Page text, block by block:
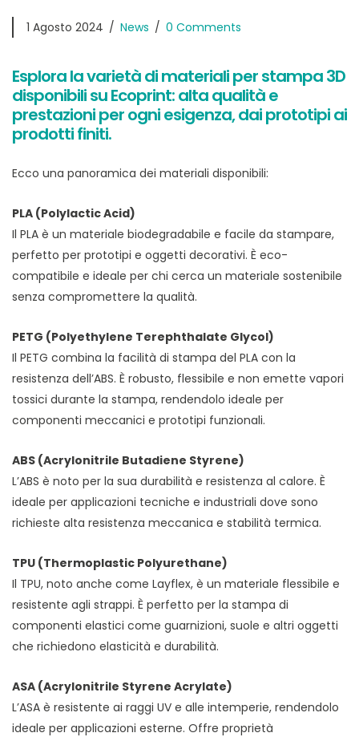
1 Agosto 2024 News 0 Comments
Esplora la varietà di materiali per stampa 3D
disponibili su Ecoprint: alta qualità e
prestazioni per ogni esigenza, dai prototipi ai
prodotti finiti.
Ecco una panoramica dei materiali disponibili:
PLA (Polylactic Acid)
Il PLA è un materiale biodegradabile e facile da stampare,
perfetto per prototipi e oggetti decorativi. È eco-
compatibile e ideale per chi cerca un materiale sostenibile
senza compromettere la qualità.
PETG (Polyethylene Terephthalate Glycol)
Il PETG combina la facilità di stampa del PLA con la
resistenza dell’ABS. È robusto, flessibile e non emette vapori
tossici durante la stampa, rendendolo ideale per
componenti meccanici e prototipi funzionali.
ABS (Acrylonitrile Butadiene Styrene)
L’ABS è noto per la sua durabilità e resistenza al calore. È
ideale per applicazioni tecniche e industriali dove sono
richieste alta resistenza meccanica e stabilità termica.
TPU (Thermoplastic Polyurethane)
Il TPU, noto anche come Layflex, è un materiale flessibile e
resistente agli strappi. È perfetto per la stampa di
componenti elastici come guarnizioni, suole e altri oggetti
che richiedono elasticità e durabilità.
ASA (Acrylonitrile Styrene Acrylate)
L’ASA è resistente ai raggi UV e alle intemperie, rendendolo
ideale per applicazioni esterne. Offre proprietà